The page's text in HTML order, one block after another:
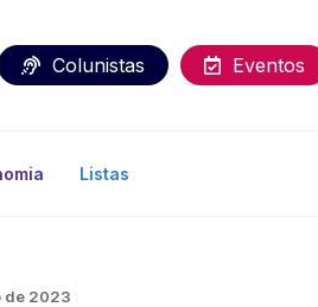
Colunistas Eventos
Listas
de 2023